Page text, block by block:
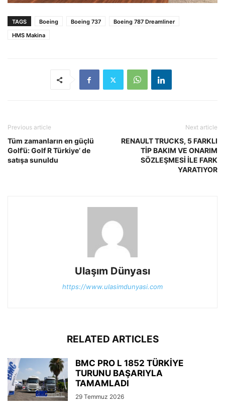
TAGS Boeing Boeing 737
Boeing 787 Dreamliner
HMS Makina
Previous article
Tüm zamanların en güçlü
Golf’ü: Golf R Türkiye’ de
satışa sunuldu
Next article
RENAULT TRUCKS, 5 FARKLI
TİP BAKIM VE ONARIM
SÖZLEŞMESİ İLE FARK
YARATIYOR
Ulaşım Dünyası
https://www.ulasimdunyasi.com
RELATED ARTICLES
BMC PRO L 1852 TÜRKİYE
TURUNU BAŞARIYLA
TAMAMLADI
29 Temmuz 2026